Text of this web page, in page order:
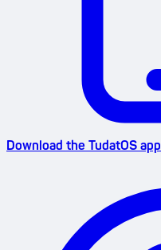
Download the TudatOS app